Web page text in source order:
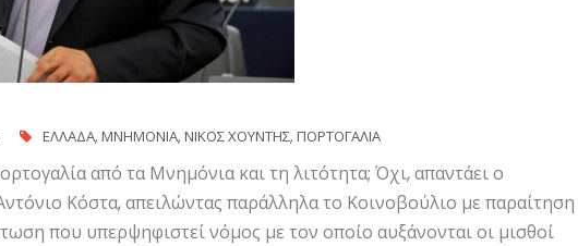
ΕΛΛΑΔΑ, ΜΝΗΜΟΝΙΑ, ΝΙΚΟΣ ΧΟΥΝΤΗΣ, ΠΟΡΤΟΓΑΛΙΑ
από τα Μνημόνια και τη λιτότητα; Όχι, απαντάει ο
Κόστα, απειλώντας παράλληλα το Κοινοβούλιο με παραίτηση
που υπερψηφιστεί νόμος με τον οποίο αυξάνονται οι μισθοί